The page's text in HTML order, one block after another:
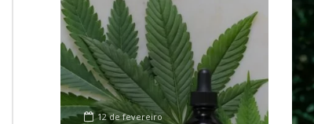
12 de fevereiro